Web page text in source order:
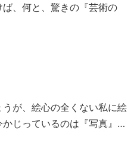
、何と、驚きの『芸術の
が、絵心の全くない私に絵
じっているのは『写真』…